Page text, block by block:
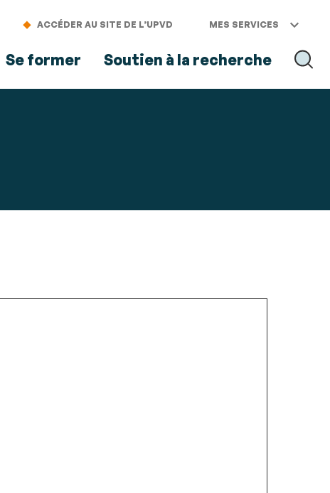
ACCÉDER AU SITE DE L’UPVD MES SERVICES
Se former Soutien à la recherche